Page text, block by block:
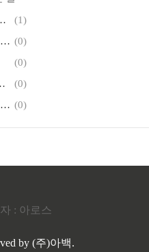
소득 신청방법
(1)
서울형 아이돌봄비, 손주 봐주는 할머니에 월 30만원 지급 (0)
(0)
하기(서울시)
(0)
긴급복지 생계지원 신청 및 지원 내역 (0)
: 아로스
by (주)아백.